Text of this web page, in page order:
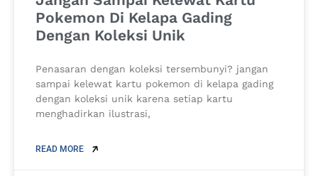
Pokemon Di Kelapa Gading
Dengan Koleksi Unik
Penasaran dengan koleksi tersembunyi? jangan
sampai kelewat kartu pokemon di kelapa gading
dengan koleksi unik karena setiap kartu
menghadirkan ilustrasi,
READ MORE